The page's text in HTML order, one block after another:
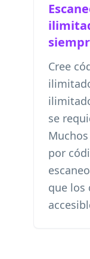
Cree
se
por
que los